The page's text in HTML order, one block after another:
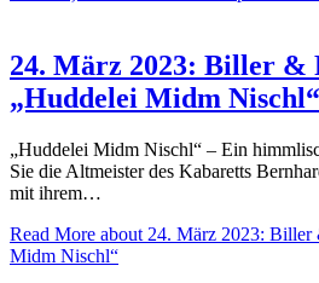
24. März 2023: Biller &
„Huddelei Midm Nischl“
„Huddelei Midm Nischl“ – Ein
Sie die Altmeister des Kabaretts
mit ihrem…
Read More about 24. März 2023: Biller
Midm Nischl“